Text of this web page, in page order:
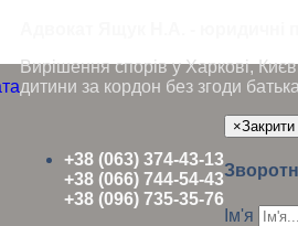
Вирішення спорів у Харкові,
дитини за кордон без згоди
+38 (063) 374-43-13
+38 (066) 744-54-43
+38 (096) 735-35-76
×Закрити
Ім'я